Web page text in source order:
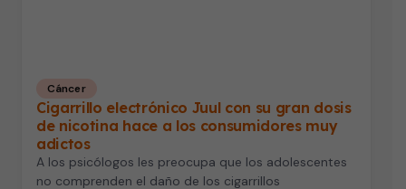
Cáncer
Cigarrillo electrónico Juul con su gran dosis
de nicotina hace a los consumidores muy
adictos
A los psicólogos les preocupa que los adolescentes
no comprenden el daño de los cigarrillos